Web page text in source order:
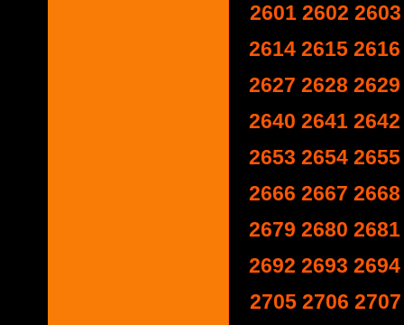
2601 2602 2603
2614 2615 2616
2627 2628 2629
2640 2641 2642
2653 2654 2655
2666 2667 2668
2679 2680 2681
2692 2693 2694
2705 2706 2707